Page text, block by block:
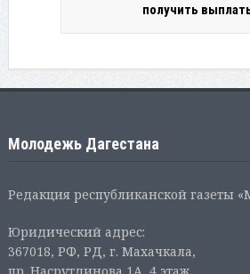
получить
Молодежь Дагестана
Редакция республиканской газеты
Юридический адрес:
367018, РФ, РД, г. Махачкала,